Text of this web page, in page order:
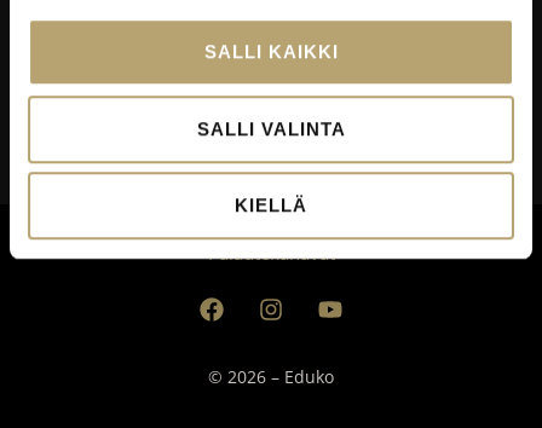
SALLI KAIKKI
SALLI VALINTA
KIELLÄ
Avoimet työpaikat
Todistukset
Saavutettavuusseloste
© 2026 – Eduko
Palautekanavat